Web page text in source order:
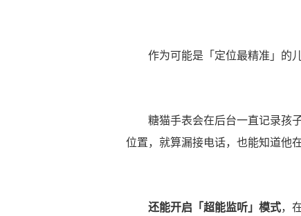
作为可能是「定位最精准」的
糖猫手表会在后台一直记录孩
位置，就算漏接电话，也能知道他在
还能开启「超能监听」模式，